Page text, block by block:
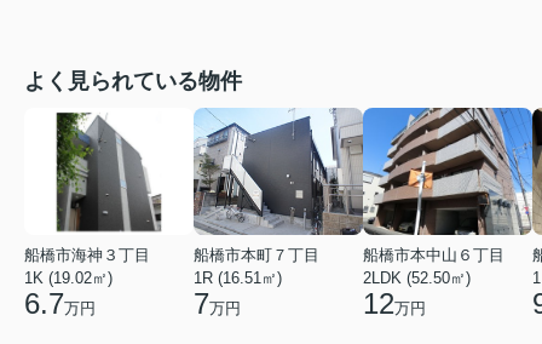
よく見られている物件
船橋市海神３丁目
1K (19.02㎡)
6.7万円
船橋市本町７丁目
1R (16.51㎡)
7万円
船橋市本中山６丁目
2LDK (52.50㎡)
12万円